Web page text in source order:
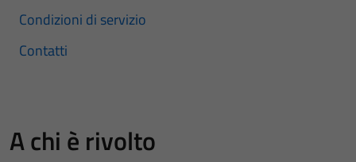
Condizioni di servizio
Contatti
A chi è rivolto